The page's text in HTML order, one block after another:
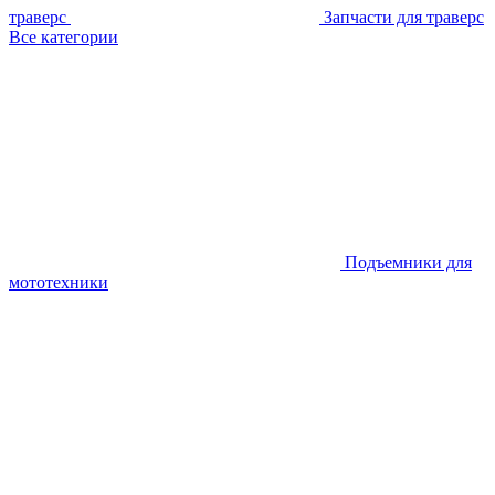
траверс
Запчасти для траверс
Все категории
Подъемники для
мототехники